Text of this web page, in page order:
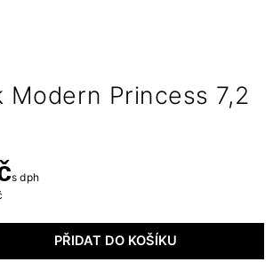
Modern Princess 7,2
s dph
PŘIDAT DO KOŠÍKU